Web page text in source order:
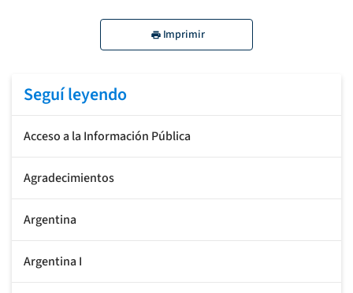
Imprimir
Seguí leyendo
Acceso a la Información Pública
Agradecimientos
Argentina
Argentina I